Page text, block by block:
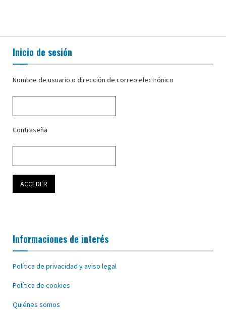
Inicio de sesión
Nombre de usuario o dirección de correo electrónico
Contraseña
Informaciones de interés
Política de privacidad y aviso legal
Política de cookies
Quiénes somos